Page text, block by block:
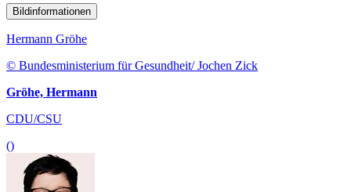
Bildinformationen
Hermann Gröhe
© Bundesministerium für Gesundheit/ Jochen Zick
Gröhe, Hermann
CDU/CSU
()